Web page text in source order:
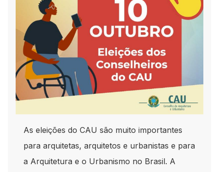
As eleições do CAU são muito importantes
para arquitetas, arquitetos e urbanistas e para
a Arquitetura e o Urbanismo no Brasil. A